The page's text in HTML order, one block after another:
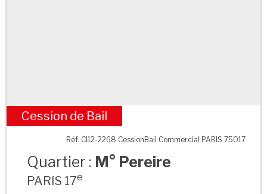
M° Pereire
Cession de Bail
Réf. CI12-2268 CessionBail Commercial PARIS 75017
Quartier : M° Pereire
PARIS 17e